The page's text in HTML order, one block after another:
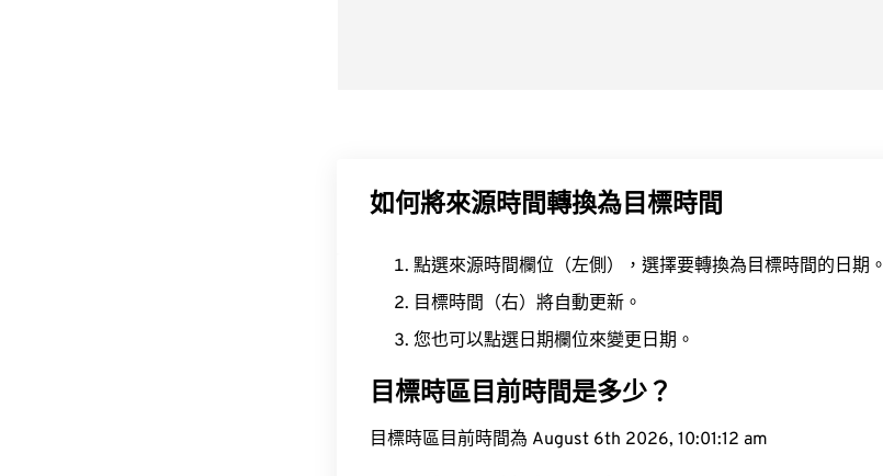
如何將來源時間轉換為目標時間
點選來源時間欄位（左側），選擇要轉換為目標時間的日期。
目標時間（右）將自動更新。
您也可以點選日期欄位來變更日期。
目標時區目前時間是多少？
目標時區目前時間為 August 6th 2026, 10:01:13 am